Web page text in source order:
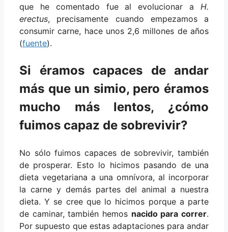
que he comentado fue al evolucionar a H.
erectus, precisamente cuando empezamos a
consumir carne, hace unos 2,6 millones de años
(fuente).
Si éramos capaces de andar
más que un simio, pero éramos
mucho más lentos, ¿cómo
fuimos capaz de sobrevivir?
No sólo fuimos capaces de sobrevivir, también
de prosperar. Esto lo hicimos pasando de una
dieta vegetariana a una omnívora, al incorporar
la carne y demás partes del animal a nuestra
dieta. Y se cree que lo hicimos porque a parte
de caminar, también hemos nacido para correr.
Por supuesto que estas adaptaciones para andar